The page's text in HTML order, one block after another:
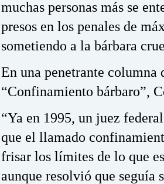
muchas personas más se
presos en los penales de
sometiendo a la bárbara
En una penetrante
“Confinamiento bárbaro”,
“Ya en 1995, un juez
que el llamado
frisar los límites de lo que
aunque resolvió que seguía